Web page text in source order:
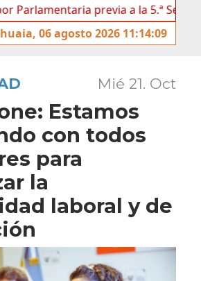
previa a la 5.ª Sesión
06 agosto 2026 11:14:09
Mié 21. Oct
Estamos
con todos
para
la
laboral y de